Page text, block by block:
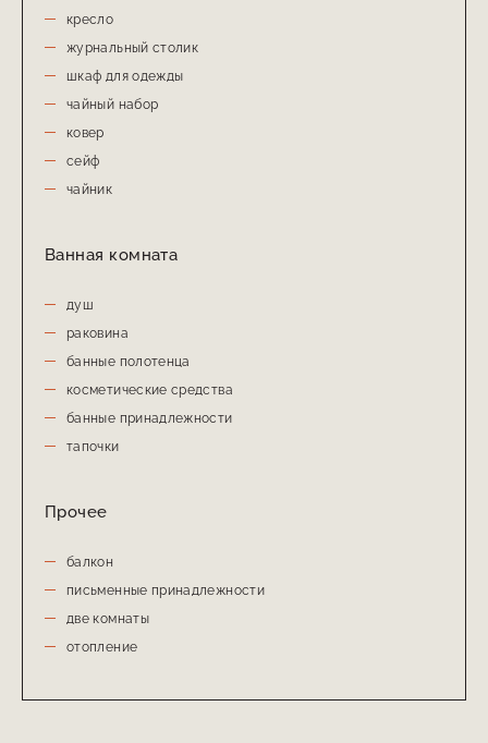
кресло
журнальный столик
шкаф для одежды
чайный набор
ковер
сейф
чайник
Ванная комната
душ
раковина
банные полотенца
косметические средства
банные принадлежности
тапочки
Прочее
балкон
письменные принадлежности
две комнаты
отопление